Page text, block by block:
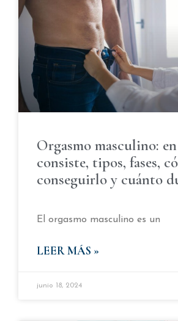
Orgasmo masculino:
consiste, tipos, fases,
conseguirlo y cuánto
El orgasmo masculino es un
LEER MÁS »
junio 18, 2024